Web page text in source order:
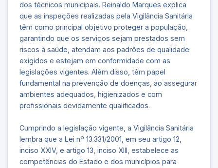
dos técnicos municipais. Reinaldo Marques explica
que as inspeções realizadas pela Vigilância Sanitária
têm como principal objetivo proteger a população,
garantindo que os serviços sejam prestados sem
riscos à saúde, atendam aos padrões de qualidade
exigidos e estejam em conformidade com as
legislações vigentes. Além disso, têm papel
fundamental na prevenção de doenças, ao assegurar
ambientes adequados, higienizados e com
profissionais devidamente qualificados.
Cumprindo a legislação vigente, a Vigilância Sanitária
lembra que a Lei nº 13.331/2001, em seu artigo 12,
inciso XXIV, e artigo 13, inciso XIII, estabelece as
competências do Estado e dos municípios para